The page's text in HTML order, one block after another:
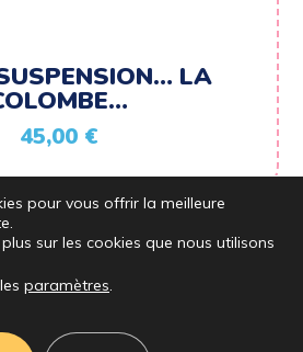
LA
45,00 €
pour vous offrir la meilleure
sur les cookies que nous utilisons
paramètres.